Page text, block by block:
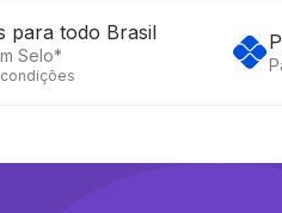
para todo Brasil
Selo*